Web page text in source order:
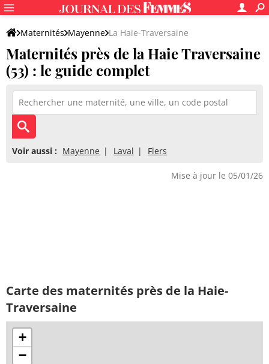
Maternités Mayenne La Haie-Traversaine
Maternités près de la Haie Traversaine
(53) : le guide complet
Voir aussi : Mayenne Laval Flers
Mise à jour le 05/01/26
Carte des maternités près de la Haie-
Traversaine
+
−